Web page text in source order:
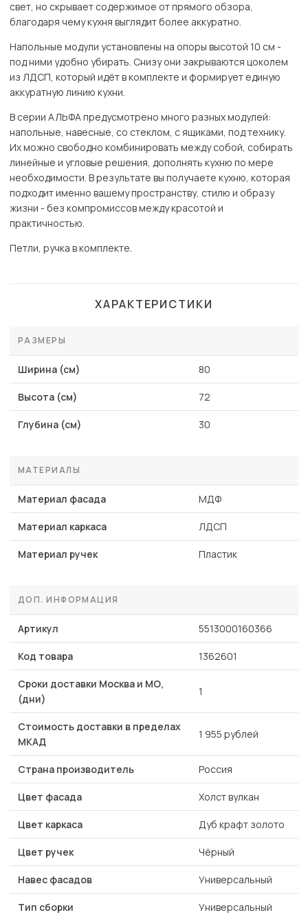
свет, но скрывает содержимое от прямого обзора,
благодаря чему кухня выглядит более аккуратно.
Напольные модули установлены на опоры высотой 10 см -
под ними удобно убирать. Снизу они закрываются цоколем
из ЛДСП, который идёт в комплекте и формирует единую
аккуратную линию кухни.
В серии АЛЬФА предусмотрено много разных модулей:
напольные, навесные, со стеклом, с ящиками, под технику.
Их можно свободно комбинировать между собой, собирать
линейные и угловые решения, дополнять кухню по мере
необходимости. В результате вы получаете кухню, которая
подходит именно вашему пространству, стилю и образу
жизни - без компромиссов между красотой и
практичностью.
Петли, ручка в комплекте.
ХАРАКТЕРИСТИКИ
РАЗМЕРЫ
Ширина (см) 80
Высота (см) 72
Глубина (см) 30
МАТЕРИАЛЫ
Материал фасада МДФ
Материал каркаса ЛДСП
Материал ручек Пластик
ДОП. ИНФОРМАЦИЯ
Артикул 5513000160366
Код товара 1362601
Сроки доставки Москва и МО,
(дни)
1
Стоимость доставки в пределах
МКАД
1 955 рублей
Страна производитель Россия
Цвет фасада Холст вулкан
Цвет каркаса Дуб крафт золото
Цвет ручек Чёрный
Навес фасадов Универсальный
Тип сборки Универсальный